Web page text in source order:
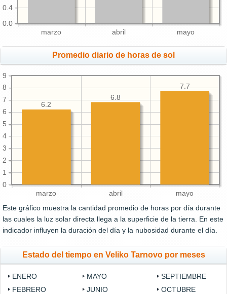
marzo abril mayo
0.0
0.4
Promedio diario de horas de sol
marzo abril mayo
0
1
2
3
4
5
6
7
8
9
7.7
6.8
6.2
Este gráfico muestra la cantidad promedio de horas por día durante
las cuales la luz solar directa llega a la superficie de la tierra. En este
indicador influyen la duración del día y la nubosidad durante el día.
Estado del tiempo en Veliko Tarnovo por meses
ENERO
FEBRERO
MAYO
JUNIO
SEPTIEMBRE
OCTUBRE